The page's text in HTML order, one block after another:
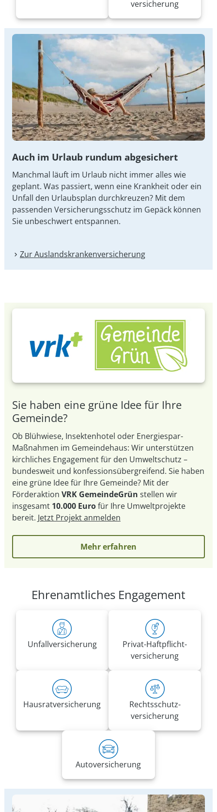
versicherung
Auch im Urlaub rundum abgesichert
Manchmal läuft im Urlaub nicht immer alles wie
geplant. Was passiert, wenn eine Krankheit oder ein
Unfall den Urlaubsplan durchkreuzen? Mit dem
passenden Versicherungsschutz im Gepäck können
Sie unbeschwert entspannen.
Zur Auslandskranken­versicherung
Sie haben eine grüne Idee für Ihre
Gemeinde?
Ob Blühwiese, Insektenhotel oder Energiespar-
Maßnahmen im Gemeindehaus: Wir unterstützen
kirchliches Engagement für den Umweltschutz –
bundesweit und konfessionsübergreifend. Sie haben
eine grüne Idee für Ihre Gemeinde? Mit der
Förderaktion VRK GemeindeGrün stellen wir
insgesamt 10.000 Eurofür Ihre Umweltprojekte
bereit. Jetzt Projekt anmelden
Mehr erfahren
Ehrenamtliches Engagement
Unfall­versicherung
Privat-Haft­pflicht­
versicherung
Hausrat­versicherung
Rechts­schutz­
versicherung
Auto­versicherung